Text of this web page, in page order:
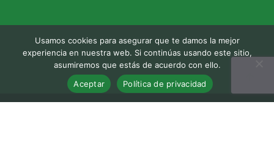
Usamos cookies para asegurar que te damos la mejor
experiencia en nuestra web. Si continúas usando este sitio,
asumiremos que estás de acuerdo con ello.
Aceptar
Política de privacidad